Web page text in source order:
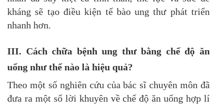
kháng sẽ tạo điều kiện tế bào ung thư phát triển
nhanh hơn.
III. Cách chữa bệnh ung thư bằng chế độ ăn
uống như thế nào là hiệu quả?
Theo một số nghiên cứu của bác sĩ chuyên môn đã
đưa ra một số lời khuyên về chế độ ăn uống hợp lí